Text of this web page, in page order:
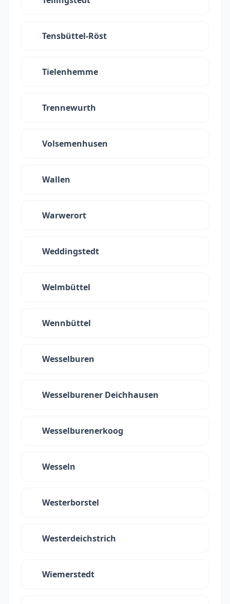
Tensbüttel-Röst
Tielenhemme
Trennewurth
Volsemenhusen
Wallen
Warwerort
Weddingstedt
Welmbüttel
Wennbüttel
Wesselburen
Wesselburener Deichhausen
Wesselburenerkoog
Wesseln
Westerborstel
Westerdeichstrich
Wiemerstedt